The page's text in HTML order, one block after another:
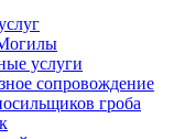
услуги
сопровождение
гроба